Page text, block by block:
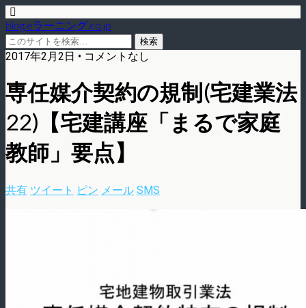
blog.eラーニング.co.jp
2017年2月2日 • コメントなし
専任媒介契約の規制(宅建業法
22)【宅建講座「まるで家庭
教師」要点】
共有 ツイート ピン メール SMS